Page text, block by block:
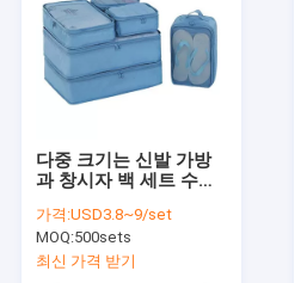
다중 크기는 신발 가방
과 창시자 백 세트 수하
가격:USD3.8~9/set
MOQ:500sets
최신 가격 받기